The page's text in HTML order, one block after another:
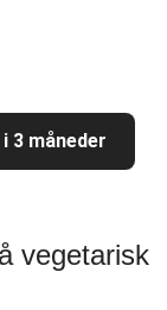
3 måneder
vegetarisk